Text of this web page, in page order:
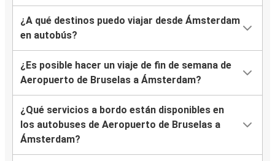
¿A qué destinos puedo viajar desde Ámsterdam
en autobús?
¿Es posible hacer un viaje de fin de semana de
Aeropuerto de Bruselas a Ámsterdam?
¿Qué servicios a bordo están disponibles en
los autobuses de Aeropuerto de Bruselas a
Ámsterdam?